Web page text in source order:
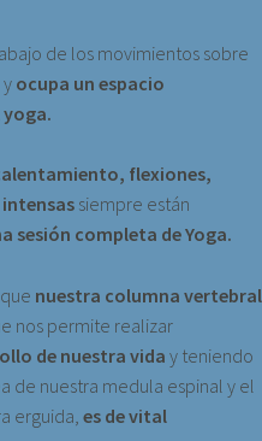
de los movimientos sobre
ocupa un espacio
flexiones,
siempre están
sesión completa de Yoga.
nuestra columna vertebral
nos permite realizar
de nuestra viday teniendo
de nuestra medula espinal y el
erguida, es de vital